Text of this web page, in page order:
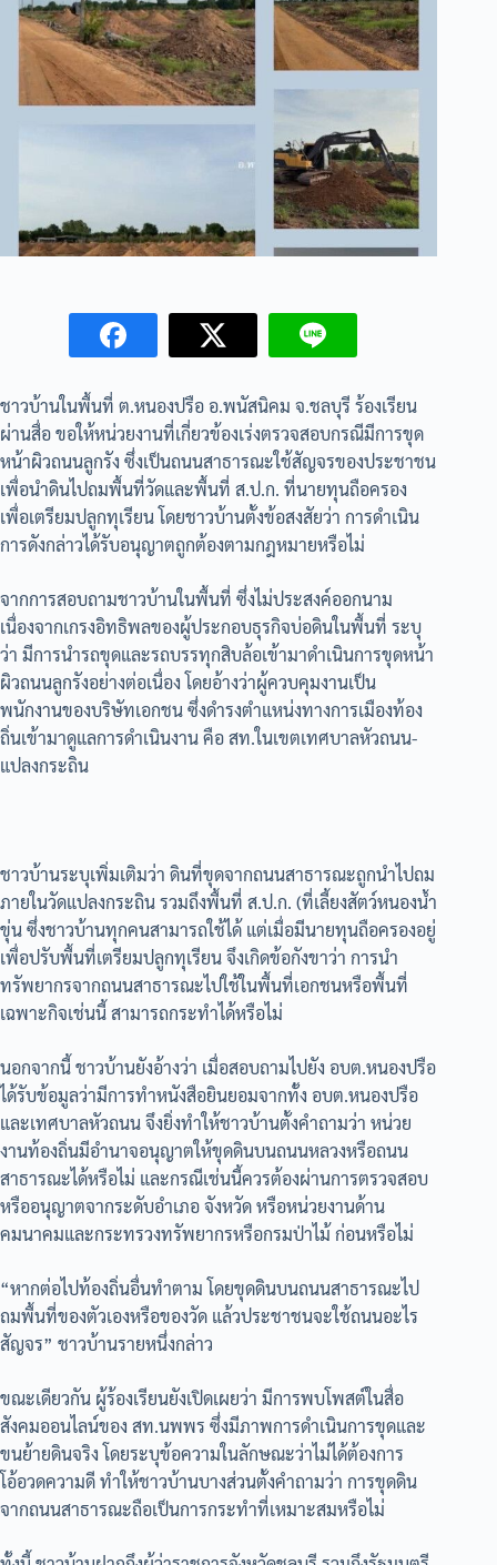
ชาวบ้านในพื้นที่ ต.หนองปรือ อ.พนัสนิคม จ.ชลบุรี ร้องเรียน
ผ่านสื่อ ขอให้หน่วยงานที่เกี่ยวข้องเร่งตรวจสอบกรณีมีการขุด
หน้าผิวถนนลูกรัง ซึ่งเป็นถนนสาธารณะใช้สัญจรของประชาชน
เพื่อนำดินไปถมพื้นที่วัดและพื้นที่ ส.ป.ก. ที่นายทุนถือครอง
เพื่อเตรียมปลูกทุเรียน โดยชาวบ้านตั้งข้อสงสัยว่า การดำเนิน
การดังกล่าวได้รับอนุญาตถูกต้องตามกฎหมายหรือไม่
จากการสอบถามชาวบ้านในพื้นที่ ซึ่งไม่ประสงค์ออกนาม
เนื่องจากเกรงอิทธิพลของผู้ประกอบธุรกิจบ่อดินในพื้นที่ ระบุ
ว่า มีการนำรถขุดและรถบรรทุกสิบล้อเข้ามาดำเนินการขุดหน้า
ผิวถนนลูกรังอย่างต่อเนื่อง โดยอ้างว่าผู้ควบคุมงานเป็น
พนักงานของบริษัทเอกชน ซึ่งดำรงตำแหน่งทางการเมืองท้อง
ถิ่นเข้ามาดูแลการดำเนินงาน คือ สท.ในเขตเทศบาลหัวถนน-
แปลงกระถิน
ชาวบ้านระบุเพิ่มเติมว่า ดินที่ขุดจากถนนสาธารณะถูกนำไปถม
ภายในวัดแปลงกระถิน รวมถึงพื้นที่ ส.ป.ก. (ที่เลี้ยงสัตว์หนองน้ำ
ขุ่น ซึ่งชาวบ้านทุกคนสามารถใช้ได้ แต่เมื่อมีนายทุนถือครองอยู่
เพื่อปรับพื้นที่เตรียมปลูกทุเรียน จึงเกิดข้อกังขาว่า การนำ
ทรัพยากรจากถนนสาธารณะไปใช้ในพื้นที่เอกชนหรือพื้นที่
เฉพาะกิจเช่นนี้ สามารถกระทำได้หรือไม่
นอกจากนี้ ชาวบ้านยังอ้างว่า เมื่อสอบถามไปยัง อบต.หนองปรือ
ได้รับข้อมูลว่ามีการทำหนังสือยินยอมจากทั้ง อบต.หนองปรือ
และเทศบาลหัวถนน จึงยิ่งทำให้ชาวบ้านตั้งคำถามว่า หน่วย
งานท้องถิ่นมีอำนาจอนุญาตให้ขุดดินบนถนนหลวงหรือถนน
สาธารณะได้หรือไม่ และกรณีเช่นนี้ควรต้องผ่านการตรวจสอบ
หรืออนุญาตจากระดับอำเภอ จังหวัด หรือหน่วยงานด้าน
คมนาคมและกระทรวงทรัพยากรหรือกรมป่าไม้ ก่อนหรือไม่
“หากต่อไปท้องถิ่นอื่นทำตาม โดยขุดดินบนถนนสาธารณะไป
ถมพื้นที่ของตัวเองหรือของวัด แล้วประชาชนจะใช้ถนนอะไร
สัญจร” ชาวบ้านรายหนึ่งกล่าว
ขณะเดียวกัน ผู้ร้องเรียนยังเปิดเผยว่า มีการพบโพสต์ในสื่อ
สังคมออนไลน์ของ สท.นพพร ซึ่งมีภาพการดำเนินการขุดและ
ขนย้ายดินจริง โดยระบุข้อความในลักษณะว่าไม่ได้ต้องการ
โอ้อวดความดี ทำให้ชาวบ้านบางส่วนตั้งคำถามว่า การขุดดิน
จากถนนสาธารณะถือเป็นการกระทำที่เหมาะสมหรือไม่